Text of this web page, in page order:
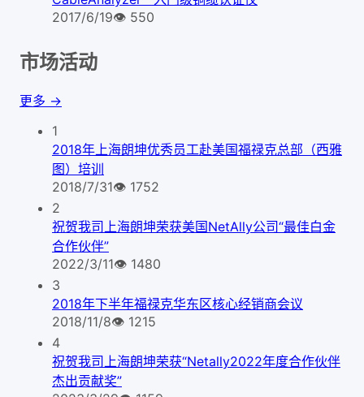
2017/6/19👁 550
市场活动
更多 →
1
2018年上海朗坤优秀员工赴美国福禄克总部（西雅
图）培训
2018/7/31👁 1752
2
祝贺我司上海朗坤荣获美国NetAlly公司“最佳白金
合作伙伴”
2022/3/11👁 1480
3
2018年下半年福禄克华东区核心经销商会议
2018/11/8👁 1215
4
祝贺我司上海朗坤荣获“Netally2022年度合作伙伴
杰出贡献奖”